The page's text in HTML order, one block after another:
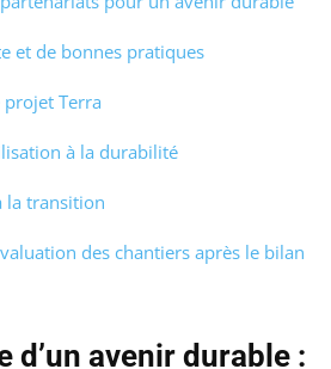
et de bonnes pratiques
projet Terra
à la durabilité
la transition
des chantiers après le bilan
d’un avenir durable :